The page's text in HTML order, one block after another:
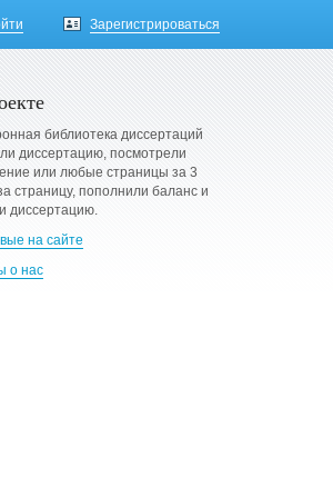
Зарегистрироваться
библиотека диссертаций
диссертацию, посмотрели
или любые страницы за 3
страницу, пополнили баланс и
диссертацию.
на сайте
о нас